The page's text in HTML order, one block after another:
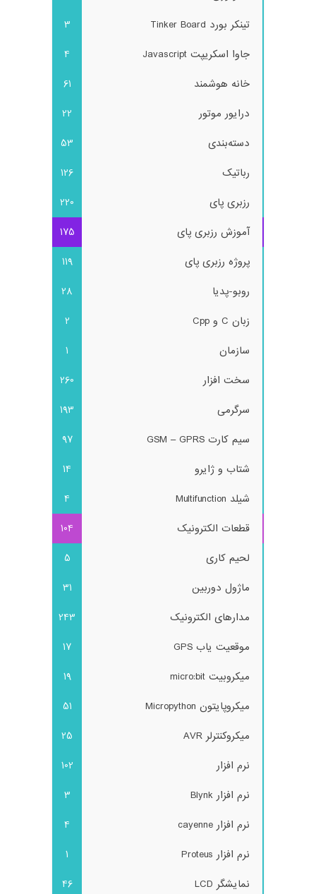
تینکر بورد Tinker Board
3
جاوا اسکریپت Javascript
4
خانه هوشمند
61
درایور موتور
22
دسته‌بندی
53
رباتیک
126
رزبری پای
220
آموزش رزبری پای
175
پروژه رزبری پای
119
روبو-پدیا
28
زبان C و Cpp
2
سازمان
1
سخت افزار
260
سرگرمی
193
سیم کارت GSM – GPRS
97
شتاب و ژایرو
14
شیلد Multifunction
4
قطعات الکترونیک
104
لحیم کاری
5
ماژول دوربین
31
مدارهای الکترونیک
243
موقعیت یاب GPS
17
میکروبیت micro:bit
19
میکروپایتون Micropython
51
میکروکنترلر AVR
25
نرم افزار
102
نرم افزار Blynk
3
نرم افزار cayenne
4
نرم افزار Proteus
1
نمایشگر LCD
46